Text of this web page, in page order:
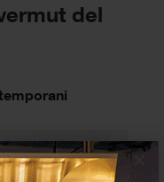
×
del